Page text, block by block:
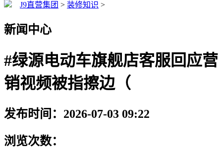
J9直营集团 > 装修知识 >
新闻中心
#绿源电动车旗舰店客服回应营
销视频被指擦边（
发布时间：2026-07-03 09:22
浏览次数：